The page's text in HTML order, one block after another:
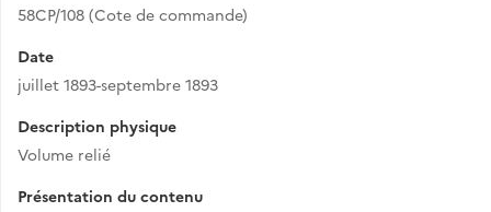
58CP/108 (Cote de commande)
Date
juillet 1893-septembre 1893
Description physique
Volume relié
Présentation du contenu